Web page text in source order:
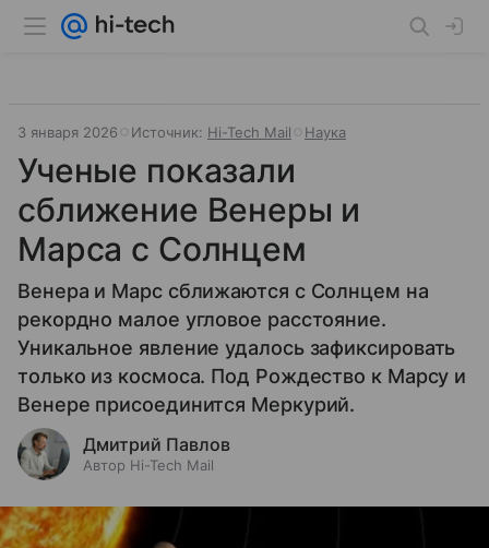
3 января 2026 Источник: Hi-Tech Mail Наука
Ученые показали
сближение Венеры и
Марса с Солнцем
Венера и Марс сближаются с Солнцем на
рекордно малое угловое расстояние.
Уникальное явление удалось зафиксировать
только из космоса. Под Рождество к Марсу и
Венере присоединится Меркурий.
Дмитрий Павлов
Автор Hi-Tech Mail